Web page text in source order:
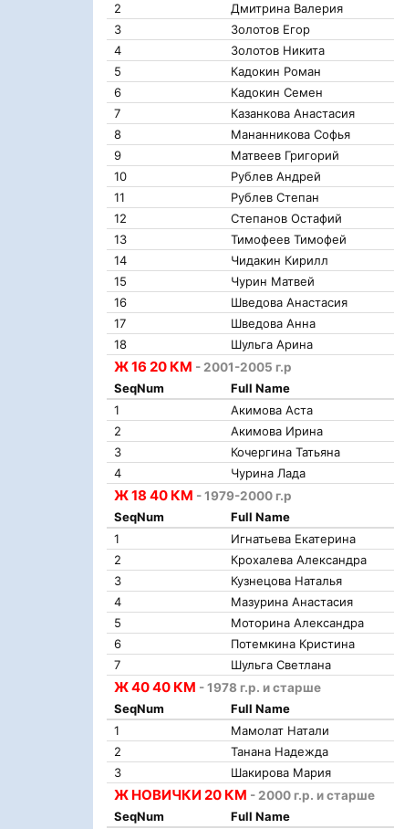
2 Дмитрина Валерия
3 Золотов Егор
4 Золотов Никита
5 Кадокин Роман
6 Кадокин Семен
7 Казанкова Анастасия
8 Мананникова Софья
9 Матвеев Григорий
10 Рублев Андрей
11 Рублев Степан
12 Степанов Остафий
13 Тимофеев Тимофей
14 Чидакин Кирилл
15 Чурин Матвей
16 Шведова Анастасия
17 Шведова Анна
18 Шульга Арина
Ж 16 20 КМ - 2001-2005 г.р
SeqNum
Full Name
1
Акимова Аста
2 Акимова Ирина
3 Кочергина Татьяна
4 Чурина Лада
Ж 18 40 КМ - 1979-2000 г.р
SeqNum
Full Name
1
Игнатьева Екатерина
2 Крохалева Александра
3 Кузнецова Наталья
4 Мазурина Анастасия
5 Моторина Александра
6 Потемкина Кристина
7 Шульга Светлана
Ж 40 40 КМ - 1978 г.р. и старше
SeqNum
Full Name
1
Мамолат Натали
2 Танана Надежда
3 Шакирова Мария
Ж НОВИЧКИ 20 КМ - 2000 г.р. и старше
SeqNum
Full Name